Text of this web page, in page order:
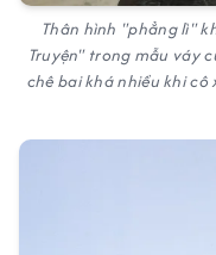
Thân hình "phẳng lì"
Truyện" trong mẫu váy
chê bai khá nhiều khi